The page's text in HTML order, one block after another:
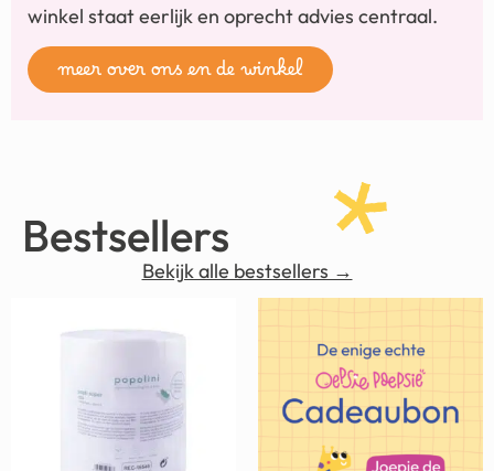
winkel staat eerlijk en oprecht advies centraal.
meer over ons en de winkel
Bestsellers
Bekijk alle bestsellers →